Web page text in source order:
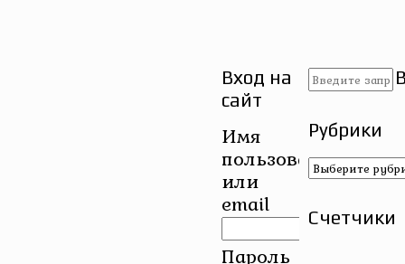
Вход на
сайт
Имя
пользователя
или
email
Пароль
Рубрики
Рубрики
Счетчики